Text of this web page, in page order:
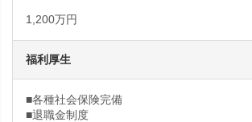
1,200万円
福利厚生
■各種社会保険完備
■退職金制度